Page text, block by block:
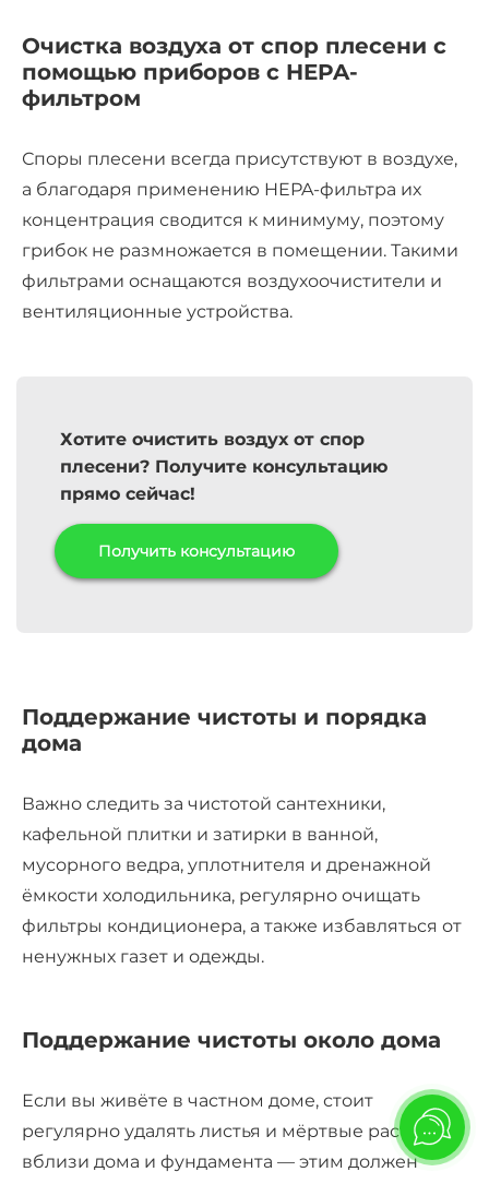
Очистка воздуха от спор плесени с
помощью приборов с HEPA-
фильтром
Споры плесени всегда присутствуют в воздухе,
а благодаря применению HEPA-фильтра их
концентрация сводится к минимуму, поэтому
грибок не размножается в помещении. Такими
фильтрами оснащаются воздухоочистители и
вентиляционные устройства.
Хотите очистить воздух от спор
плесени? Получите консультацию
прямо сейчас!
Получить консультацию
Поддержание чистоты и порядка
дома
Важно следить за чистотой сантехники,
кафельной плитки и затирки в ванной,
мусорного ведра, уплотнителя и дренажной
ёмкости холодильника, регулярно очищать
фильтры кондиционера, а также избавляться от
ненужных газет и одежды.
Поддержание чистоты около дома
Если вы живёте в частном доме, стоит
регулярно удалять листья и мёртвые растения
вблизи дома и фундамента — этим должен